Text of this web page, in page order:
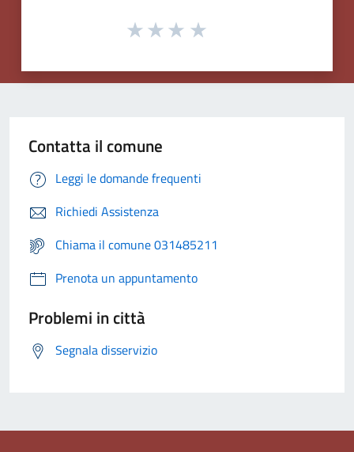
Contatta il comune
Leggi le domande frequenti
Richiedi Assistenza
Chiama il comune 031485211
Prenota un appuntamento
Problemi in città
Segnala disservizio